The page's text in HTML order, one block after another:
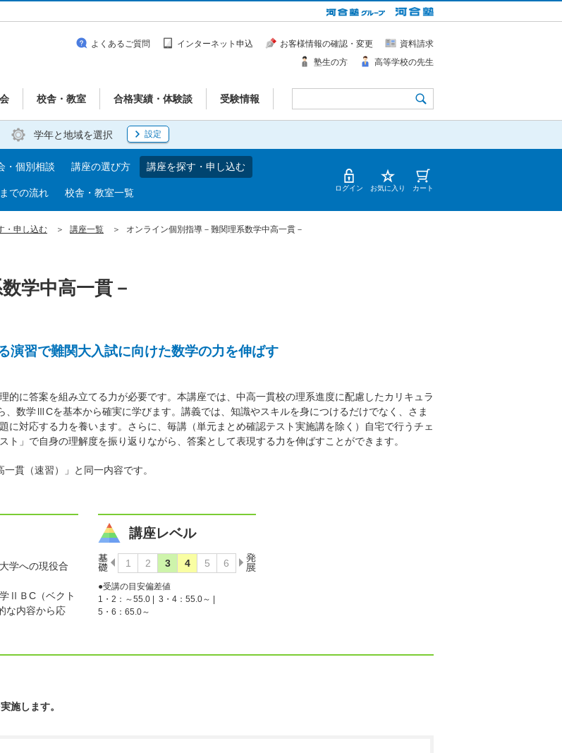
校舎・教室 合格実績・体験談 受験情報
よくあるご質問 インターネット申込 お客様情報の確認・変更
資料請求
塾生の方
高等学校の先生
学年と地域を選択 設定
・個別相談 講座の選び方 講座を探す・申し込む
での流れ 校舎・教室一覧 ログイン お気に入り カート
・申し込む 講座一覧 オンライン個別指導－難関理系数学中高一貫－
学中高一貫－
演習で難関大入試に向けた数学の力を伸ばす
的に答案を組み立てる力が必要です。本講座では、中高一貫校の理系進度に配慮したカリキュラ
数学ⅢCを基本から確実に学びます。講義では、知識やスキルを身につけるだけでなく、さま
に対応する力を養います。さらに、毎講（単元まとめ確認テスト実施講を除く）自宅で行うチェ
」で自身の理解度を振り返りながら、答案として表現する力を伸ばすことができます。
貫（速習）」と同一内容です。
学への現役合
ⅡＢC（ベクト
な内容から応
講座レベル
●受講の目安偏差値
1・2：～55.0 |
3・4：55.0～ |
5・6：65.0～
施します。